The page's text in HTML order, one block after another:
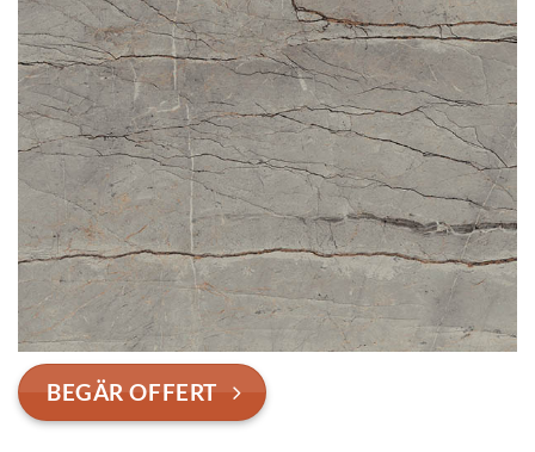
BEGÄR OFFERT